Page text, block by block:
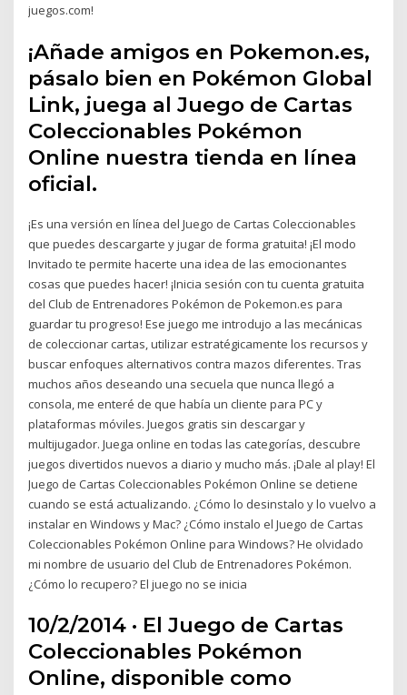
juegos.com!
¡Añade amigos en Pokemon.es,
pásalo bien en Pokémon Global
Link, juega al Juego de Cartas
Coleccionables Pokémon
Online nuestra tienda en línea
oficial.
¡Es una versión en línea del Juego de Cartas Coleccionables
que puedes descargarte y jugar de forma gratuita! ¡El modo
Invitado te permite hacerte una idea de las emocionantes
cosas que puedes hacer! ¡Inicia sesión con tu cuenta gratuita
del Club de Entrenadores Pokémon de Pokemon.es para
guardar tu progreso! Ese juego me introdujo a las mecánicas
de coleccionar cartas, utilizar estratégicamente los recursos y
buscar enfoques alternativos contra mazos diferentes. Tras
muchos años deseando una secuela que nunca llegó a
consola, me enteré de que había un cliente para PC y
plataformas móviles. Juegos gratis sin descargar y
multijugador. Juega online en todas las categorías, descubre
juegos divertidos nuevos a diario y mucho más. ¡Dale al play! El
Juego de Cartas Coleccionables Pokémon Online se detiene
cuando se está actualizando. ¿Cómo lo desinstalo y lo vuelvo a
instalar en Windows y Mac? ¿Cómo instalo el Juego de Cartas
Coleccionables Pokémon Online para Windows? He olvidado
mi nombre de usuario del Club de Entrenadores Pokémon.
¿Cómo lo recupero? El juego no se inicia
10/2/2014 · El Juego de Cartas
Coleccionables Pokémon
Online, disponible como